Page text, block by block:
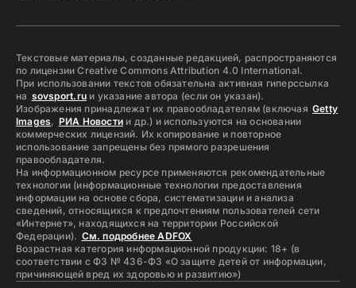
Текстовые материалы, созданные редакцией, распространяются
по лицензии Creative Commons Attribution 4.0 International.
При использовании текстов обязательна активная гиперссылка
на sovsport.ruи указание автора (если он указан).
Изображения принадлежат их правообладателям (включая Getty
Images, РИА Новости и др.) и используются на основании
коммерческих лицензий. Их копирование и повторное
использование запрещены без прямого разрешения
правообладателя.
На информационном ресурсе применяются рекомендательные
технологии (информационные технологии предоставления
информации на основе сбора, систематизации и анализа
сведений, относящихся к предпочтениям пользователей сети
«Интернет», находящихся на территории Российской
Федерации). См. подробнее ADFOX
Возрастная категория информационной продукции: 18+ (в
соответствии с ФЗ № 436-ФЗ «О защите детей от информации,
причиняющей вред их здоровью и развитию»)